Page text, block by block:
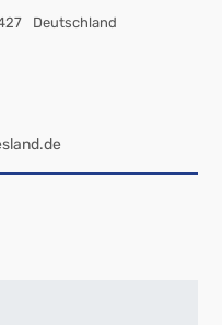
Deutschland